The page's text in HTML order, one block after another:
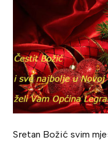
Sretan Božić svim